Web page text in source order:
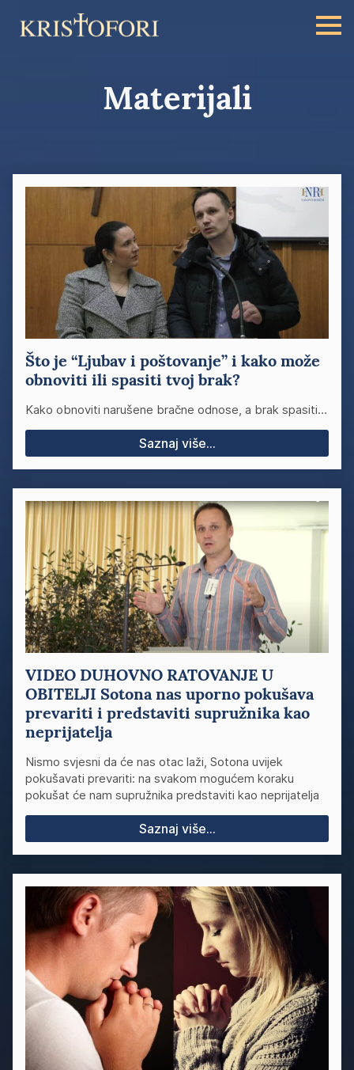
Materijali
Što je “Ljubav i poštovanje” i kako može
obnoviti ili spasiti tvoj brak?
Kako obnoviti narušene bračne odnose, a brak spasiti…
Saznaj više...
VIDEO DUHOVNO RATOVANJE U
OBITELJI Sotona nas uporno pokušava
prevariti i predstaviti supružnika kao
neprijatelja
Nismo svjesni da će nas otac laži, Sotona uvijek
pokušavati prevariti: na svakom mogućem koraku
pokušat će nam supružnika predstaviti kao neprijatelja
Saznaj više...